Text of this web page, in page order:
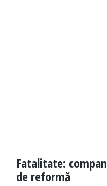
Fatalitate:
de reformă